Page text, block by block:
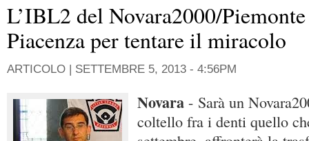
L’IBL2 del Novara2000/
Piacenza per tentare il miracolo
ARTICOLO | SETTEMBRE 5, 2013 - 4:56PM
Novara - Sarà un
coltello fra i denti quello